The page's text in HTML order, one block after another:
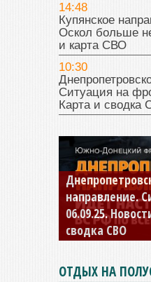
14:48
Купянское
Оскол больше
и карта СВО
10:30
Ситуация на
Карта и сводка
направление.
06.09.25.
сводка СВО
направление.
04.09.25
сводка СВО
ОТДЫХ НА